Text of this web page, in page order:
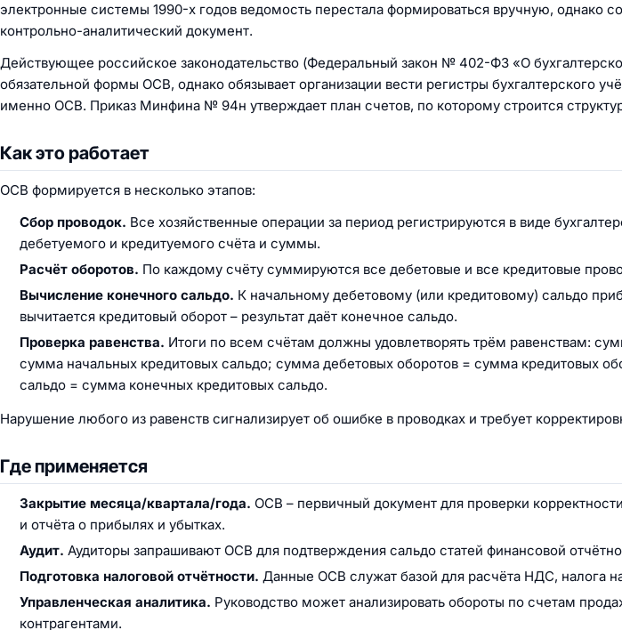
электронные системы 1990-х годов ведомость перестала формироваться вручную, однако
контрольно-аналитический документ.
Действующее российское законодательство (Федеральный закон № 402-ФЗ «О
обязательной формы ОСВ, однако обязывает организации вести регистры бухгалтерского
именно ОСВ. Приказ Минфина № 94н утверждает план счетов, по которому строится
Как это работает
ОСВ формируется в несколько этапов:
Сбор проводок. Все хозяйственные операции за период регистрируются в виде
дебетуемого и кредитуемого счёта и суммы.
Расчёт оборотов. По каждому счёту суммируются все дебетовые и все кредитовые
Вычисление конечного сальдо. К начальному дебетовому (или кредитовому) сальдо
вычитается кредитовый оборот – результат даёт конечное сальдо.
Проверка равенства. Итоги по всем счётам должны удовлетворять трём равенствам:
сумма начальных кредитовых сальдо; сумма дебетовых оборотов = сумма кредитовых
сальдо = сумма конечных кредитовых сальдо.
Нарушение любого из равенств сигнализирует об ошибке в проводках и требует
Где применяется
Закрытие месяца/квартала/года. ОСВ – первичный документ для проверки
и отчёта о прибылях и убытках.
Аудит. Аудиторы запрашивают ОСВ для подтверждения сальдо статей финансовой
Подготовка налоговой отчётности. Данные ОСВ служат базой для расчёта НДС, налога
Управленческая аналитика. Руководство может анализировать обороты по счетам
контрагентами.